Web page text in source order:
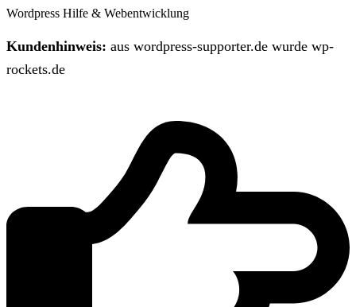
Wordpress Hilfe & Webentwicklung
Kundenhinweis: aus wordpress-supporter.de wurde wp-
rockets.de